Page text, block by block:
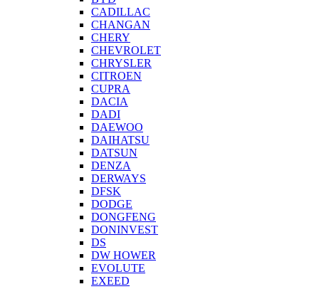
CADILLAC
CHANGAN
CHERY
CHEVROLET
CHRYSLER
CITROEN
CUPRA
DACIA
DADI
DAEWOO
DAIHATSU
DATSUN
DENZA
DERWAYS
DFSK
DODGE
DONGFENG
DONINVEST
DS
DW HOWER
EVOLUTE
EXEED